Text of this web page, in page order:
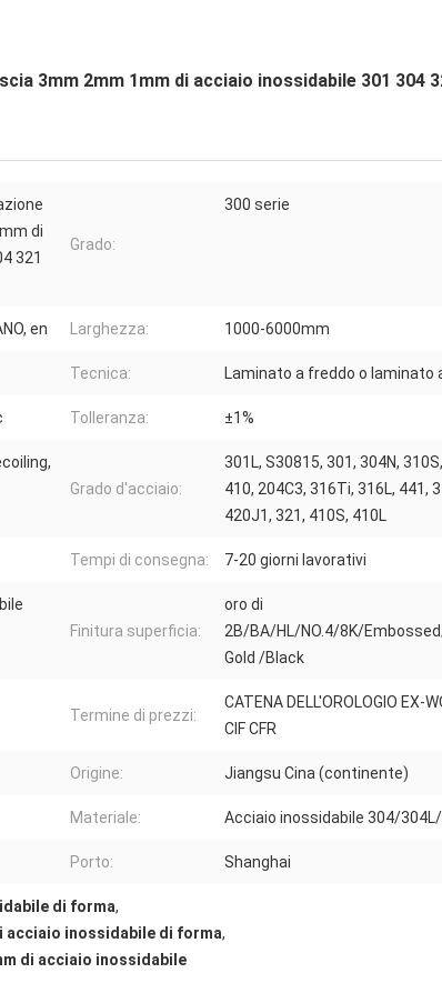
3mm 2mm 1mm di acciaio inossidabile 301 304
di
321
Grado:
300 serie
en Larghezza: 1000-6000mm
Tecnica: Laminato a freddo o laminato
Tolleranza: ±1%
Grado d'acciaio:
301L, S30815, 301, 304N,
410, 204C3, 316Ti, 316L, 441,
420J1, 321, 410S, 410L
Tempi di consegna: 7-20 giorni lavorativi
Finitura superficia:
oro di
2B/BA/HL/NO.4/8K/
Gold /Black
Termine di prezzi:
CATENA DELL'OROLOGIO EX-
CIF CFR
Origine: Jiangsu Cina (continente)
Materiale: Acciaio inossidabile 304/
Porto: Shanghai
di forma,
acciaio inossidabile di forma,
di acciaio inossidabile